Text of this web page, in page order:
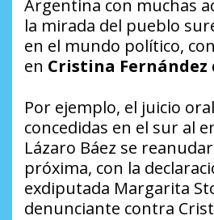
Argentina con muchas
la mirada del pueblo
en el mundo político,
en Cristina Fernández
Por ejemplo, el juicio
concedidas en el sur al
Lázaro Báez se
próxima, con la
exdiputada Margarita
denunciante contra